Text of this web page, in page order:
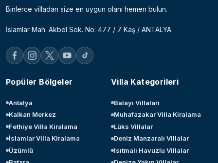
Binlerce villadan size en uygun olanı hemen bulun.
İslamlar Mah. Akbel Sok. No: 477 / 7 Kaş / ANTALYA
Popüler Bölgeler
Antalya
Kalkan Merkez
Fethiye Villa Kiralama
İslamlar Villa Kiralama
Üzümlü
Villa Kategorileri
Balayı Villaları
Muhafazakar Villa Kiralama
Lüks Villalar
Deniz Manzaralı Villalar
Isıtmalı Havuzlu Villalar